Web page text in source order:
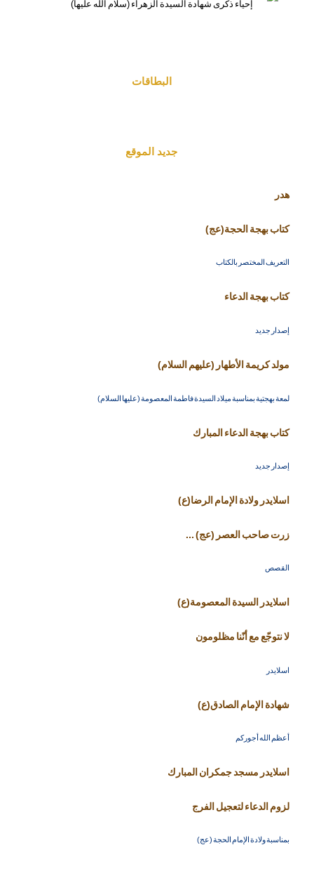
البطاقات
جديد الموقع
هدر
كتاب بهجة الحجة(عج)
التعريف المختصر بالكتاب
كتاب بهجة الدعاء
إصدار جديد
مولد كريمة الأطهار (عليهم السلام)
لمعة بهجتية بمناسبة ميلاد السيدة فاطمة المعصومة (عليها السلام)
كتاب بهجة الدعاء المبارك
إصدار جديد
اسلايدر ولادة الإمام الرضا(ع)
زرت صاحب العصر (عج) ...
القصص
اسلايدر السيدة المعصومة(ع)
لا نتوجّع مع أنّنا مظلومون
اسلايدر
شهادة الإمام الصادق(ع)
أعظم الله أجوركم
اسلايدر مسجد جمكران المبارك
لزوم الدعاء لتعجيل الفرج
بمناسبة ولادة الإمام الحجة (عج)